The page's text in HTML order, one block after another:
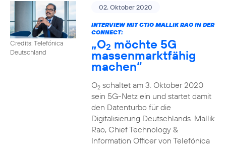
Credits: Telefónica
Deutschland
02. Oktober 2020
INTERVIEW MIT CTIO MALLIK RAO IN DER
CONNECT:
„O2 möchte 5G
massenmarktfähig
machen“
O2schaltet am 3. Oktober 2020
sein 5G-Netz ein und startet damit
den Datenturbo für die
Digitalisierung Deutschlands. Mallik
Rao, Chief Technology &
Information Officer von Telefónica